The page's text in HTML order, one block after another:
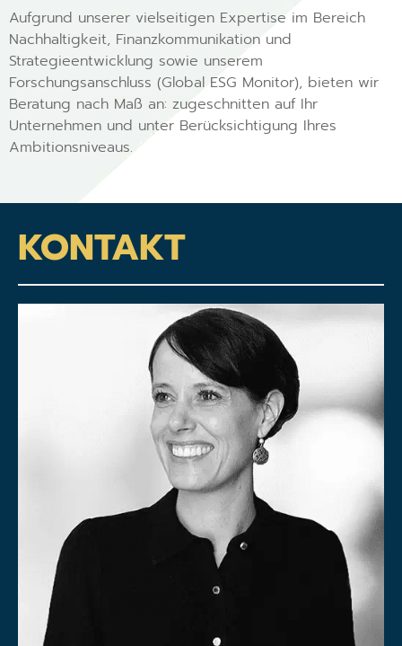
Aufgrund unserer vielseitigen Expertise im Bereich
Nachhaltigkeit, Finanzkommunikation und
Strategieentwicklung sowie unserem
Forschungsanschluss (Global ESG Monitor), bieten wir
Beratung nach Maß an: zugeschnitten auf Ihr
Unternehmen und unter Berücksichtigung Ihres
Ambitionsniveaus.
KONTAKT